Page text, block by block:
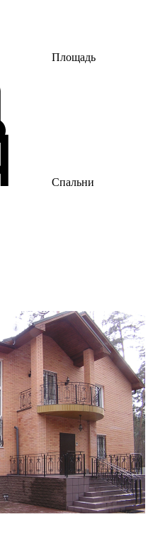
Площадь
Спальни